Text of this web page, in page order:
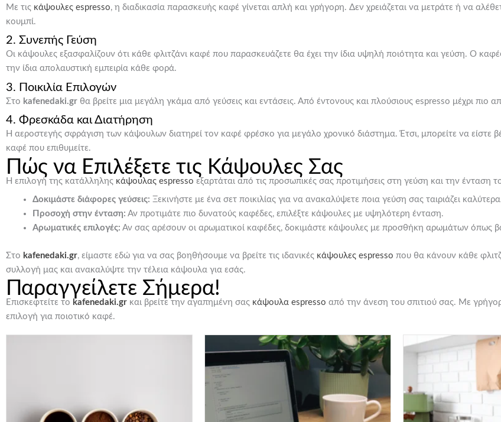
Με τις κάψουλες espresso, η διαδικασία παρασκευής καφέ γίνεται απλή και γρήγορη. Δεν χρειάζεται να μετράτε ή να
κουμπί.
2. Συνεπής Γεύση
Οι κάψουλες εξασφαλίζουν ότι κάθε φλιτζάνι καφέ που παρασκευάζετε θα έχει την ίδια υψηλή ποιότητα και γεύση. Ο
την ίδια απολαυστική εμπειρία κάθε φορά.
3. Ποικιλία Επιλογών
Στο kafenedaki.gr θα βρείτε μια μεγάλη γκάμα από γεύσεις και εντάσεις. Από έντονους και πλούσιους espresso μέχρι πιο
4. Φρεσκάδα και Διατήρηση
Η αεροστεγής σφράγιση των κάψουλων διατηρεί τον καφέ φρέσκο για μεγάλο χρονικό διάστημα. Έτσι, μπορείτε να είστε
καφέ που επιθυμείτε.
Πώς να Επιλέξετε τις Κάψουλες Σας
Η επιλογή της κατάλληλης κάψουλας espresso εξαρτάται από τις προσωπικές σας προτιμήσεις στη γεύση και την
Δοκιμάστε διάφορες γεύσεις: Ξεκινήστε με ένα σετ ποικιλίας για να ανακαλύψετε ποια γεύση σας ταιριάζει
Προσοχή στην ένταση: Αν προτιμάτε πιο δυνατούς καφέδες, επιλέξτε κάψουλες με υψηλότερη ένταση.
Αρωματικές επιλογές: Αν σας αρέσουν οι αρωματικοί καφέδες, δοκιμάστε κάψουλες με προσθήκη αρωμάτων όπως
Στο kafenedaki.gr, είμαστε εδώ για να σας βοηθήσουμε να βρείτε τις ιδανικές κάψουλες espresso που θα κάνουν κάθε
συλλογή μας και ανακαλύψτε την τέλεια κάψουλα για εσάς.
Παραγγείλετε Σήμερα!
Επισκεφτείτε το kafenedaki.gr και βρείτε την αγαπημένη σας κάψουλα espresso από την άνεση του σπιτιού σας. Με
επιλογή για ποιοτικό καφέ.